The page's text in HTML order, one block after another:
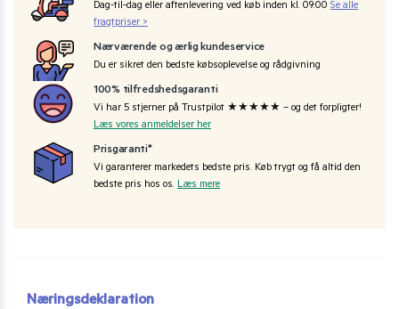
Dag-til-dag eller aftenlevering ved køb inden kl. 09:00 Se alle
fragtpriser >
Nærværende og ærlig kundeservice
Du er sikret den bedste købsoplevelse og rådgivning
100% tilfredshedsgaranti
Vi har 5 stjerner på Trustpilot ★★★★★ – og det forpligter!
Læs vores anmeldelser her
Prisgaranti*
Vi garanterer markedets bedste pris. Køb trygt og få altid den
bedste pris hos os. Læs mere
Næringsdeklaration